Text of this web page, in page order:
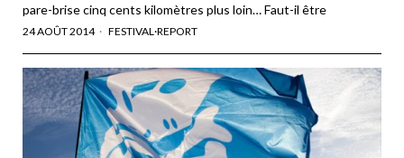
pare-brise cinq cents kilomètres plus loin… Faut-il être
24 AOÛT 2014 FESTIVAL·REPORT